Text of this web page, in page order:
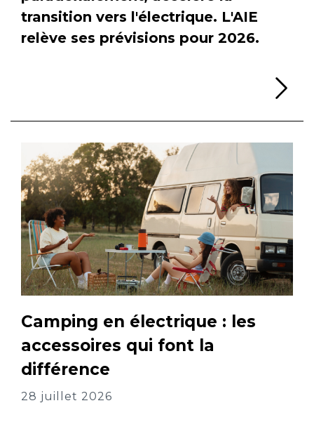
transition vers l'électrique. L'AIE
relève ses prévisions pour 2026.
Camping en électrique : les
accessoires qui font la
différence
28 juillet 2026